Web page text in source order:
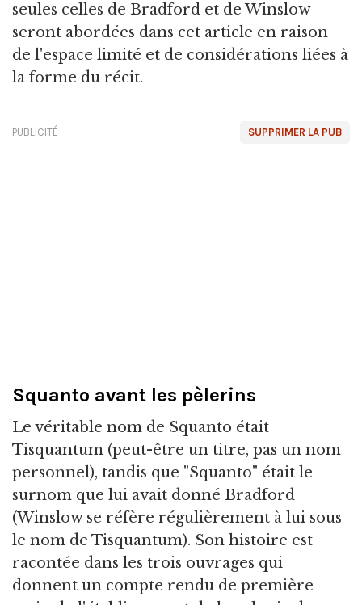
seules celles de Bradford et de Winslow
seront abordées dans cet article en raison
de l'espace limité et de considérations liées à
la forme du récit.
SUPPRIMER LA PUB
PUBLICITÉ
Squanto avant les pèlerins
Le véritable nom de Squanto était
Tisquantum (peut-être un titre, pas un nom
personnel), tandis que "Squanto" était le
surnom que lui avait donné Bradford
(Winslow se réfère régulièrement à lui sous
le nom de Tisquantum). Son histoire est
racontée dans les trois ouvrages qui
donnent un compte rendu de première